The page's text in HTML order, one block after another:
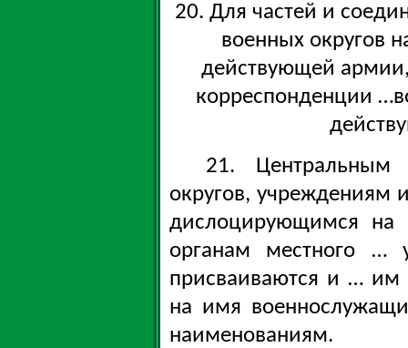
20. Для частей и
военных округов
действующей
корреспонденции
21.
округов, учреждениям
дислоцирующимся на
органам местного …
присваиваются и … им
на имя
наименованиям.